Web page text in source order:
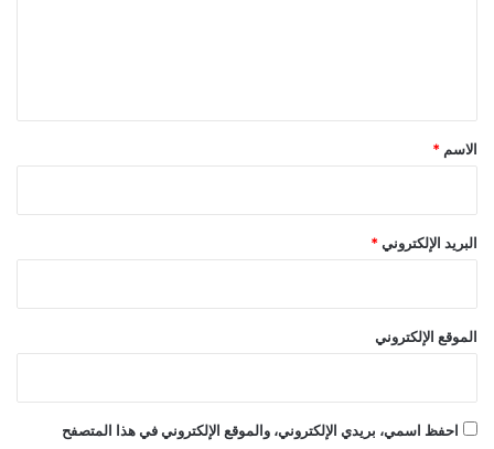
*
الاسم *
البريد الإلكتروني *
الموقع الإلكتروني
احفظ اسمي، بريدي الإلكتروني، والموقع الإلكتروني في هذا المتصفح